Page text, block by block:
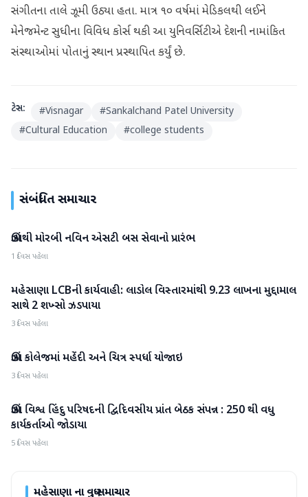
સંગીતના તાલે ઝૂમી ઉઠ્યા હતા. માત્ર ૧૦ વર્ષમાં મેડિકલથી લઈને
મેનેજમેન્ટ સુધીના વિવિધ કોર્સ થકી આ યુનિવર્સિટીએ દેશની નામાંકિત
સંસ્થાઓમાં પોતાનું સ્થાન પ્રસ્થાપિત કર્યું છે.
ટેગ્સ: #Visnagar #Sankalchand Patel University
#Cultural Education #college students
સંબંધિત સમાચાર
મહેસાણા
ઊંઝાથી મોરબી નવિન એસટી બસ સેવાનો પ્રારંભ
1 દિવસ પહેલા
મહેસાણા
મહેસાણા LCBની કાર્યવાહી: લાડોલ વિસ્તારમાંથી 9.23 લાખના મુદ્દામાલ
સાથે 2 શખ્સો ઝડપાયા
3 દિવસ પહેલા
મહેસાણા
ઊંઝા કોલેજમાં મહેંદી અને ચિત્ર સ્પર્ધા યોજાઇ
3 દિવસ પહેલા
મહેસાણા
ઊંઝા વિશ્વ હિંદુ પરિષદની દ્વિદિવસીય પ્રાંત બેઠક સંપન્ન : 250 થી વધુ
કાર્યકર્તાઓ જોડાયા
5 દિવસ પહેલા
મહેસાણાના વધુ સમાચાર